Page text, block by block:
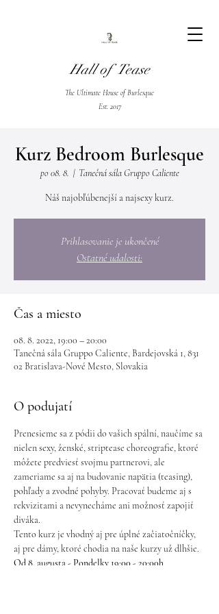
Hall of Tease
The Ultimate House of Burlesque
Est. 2017
Kurz Bedroom Burlesque
po 08. 8.
  |
Tanečná sála Gruppo Caliente
Prihlasovanie je ukončené
Ostatné udalosti:
Čas a miesto
08. 8. 2022, 19:00 – 20:00
Tanečná sála Gruppo Caliente, Bardejovská 1, 831
02 Bratislava-Nové Mesto, Slovakia
O podujatí
Prenesieme sa z pódii do vašich spální, naučíme sa
nielen sexy, ženské, striptease choreografie, ktoré
môžete predviesť svojmu partnerovi, ale
zameriame sa aj na budovanie napätia (teasing),
pohľady a zvodné pohyby. Pracovať budeme aj s
rekvizitami a nevynecháme ani možnosť zapojiť
diváka.
Tento kurz je vhodný aj pre úplné začiatočníčky,
aj pre dámy, ktoré chodia na naše kurzy už dlhšie.
Od 8. augusta - Pondelky 19:00 - 20:00h